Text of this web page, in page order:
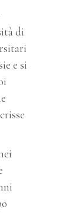
di
e si